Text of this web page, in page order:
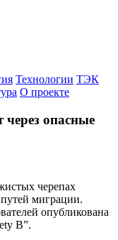
Технологии ТЭК
О проекте
опасные
черепах
миграции.
опубликована
B”.